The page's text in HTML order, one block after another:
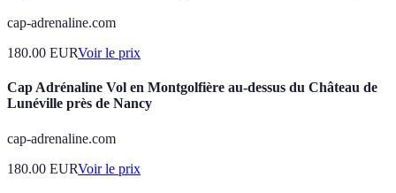
cap-adrenaline.com
180.00 EURVoir le prix
Cap Adrénaline Vol en Montgolfière au-dessus du Château de
Lunéville près de Nancy
cap-adrenaline.com
180.00 EURVoir le prix